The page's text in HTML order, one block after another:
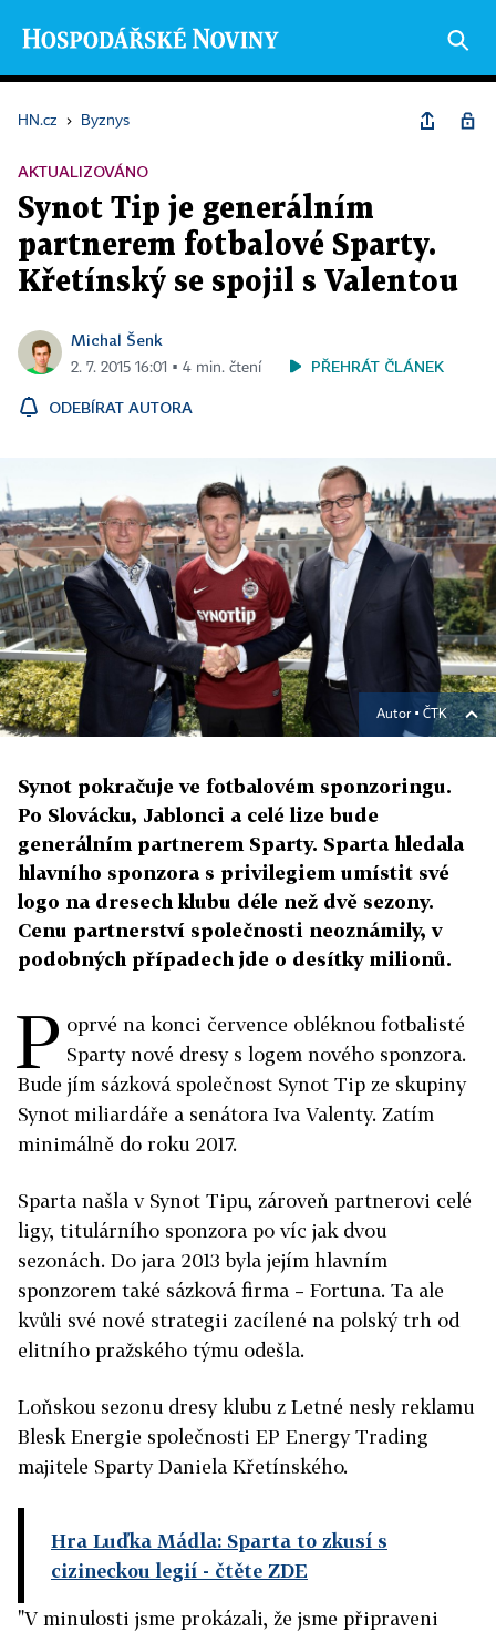
HN.cz › Byznys
AKTUALIZOVÁNO
Synot Tip je generálním
partnerem fotbalové Sparty.
Křetínský se spojil s Valentou
Michal Šenk
2. 7. 2015 16:01 ▪ 4 min. čtení PŘEHRÁT ČLÁNEK
ODEBÍRAT AUTORA
Autor ▪ ČTK
Synot pokračuje ve fotbalovém sponzoringu.
Po Slovácku, Jablonci a celé lize bude
generálním partnerem Sparty. Sparta hledala
hlavního sponzora s privilegiem umístit své
logo na dresech klubu déle než dvě sezony.
Cenu partnerství společnosti neoznámily, v
podobných případech jde o desítky milionů.
P oprvé na konci července obléknou fotbalisté
Sparty nové dresy s logem nového sponzora.
Bude jím sázková společnost Synot Tip ze skupiny
Synot miliardáře a senátora Iva Valenty. Zatím
minimálně do roku 2017.
Sparta našla v Synot Tipu, zároveň partnerovi celé
ligy, titulárního sponzora po víc jak dvou
sezonách. Do jara 2013 byla jejím hlavním
sponzorem také sázková firma – Fortuna. Ta ale
kvůli své nové strategii zacílené na polský trh od
elitního pražského týmu odešla.
Loňskou sezonu dresy klubu z Letné nesly reklamu
Blesk Energie společnosti EP Energy Trading
majitele Sparty Daniela Křetínského.
Hra Luďka Mádla: Sparta to zkusí s
cizineckou legií - čtěte ZDE
"V minulosti jsme prokázali, že jsme připraveni